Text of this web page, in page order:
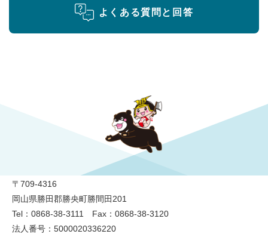
よくある質問と回答
〒709-4316
岡山県勝田郡勝央町勝間田201
Tel：0868-38-3111 Fax：0868-38-3120
法人番号：5000020336220